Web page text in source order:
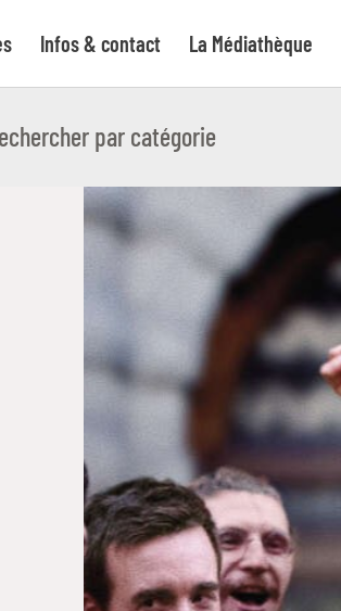
Infos & contact La Médiathèque
par catégorie